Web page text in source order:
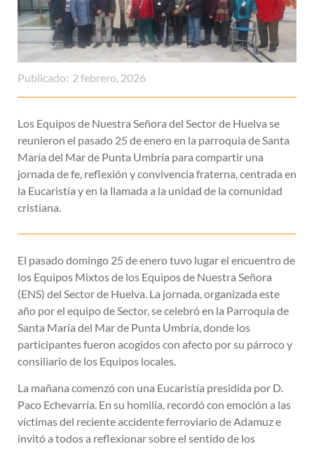
Publicado: 2 febrero, 2026
Los Equipos de Nuestra Señora del Sector de Huelva se
reunieron el pasado 25 de enero en la parroquia de Santa
María del Mar de Punta Umbría para compartir una
jornada de fe, reflexión y convivencia fraterna, centrada en
la Eucaristía y en la llamada a la unidad de la comunidad
cristiana.
El pasado domingo 25 de enero tuvo lugar el encuentro de
los Equipos Mixtos de los Equipos de Nuestra Señora
(ENS) del Sector de Huelva. La jornada, organizada este
año por el equipo de Sector, se celebró en la Parroquia de
Santa María del Mar de Punta Umbría, donde los
participantes fueron acogidos con afecto por su párroco y
consiliario de los Equipos locales.
La mañana comenzó con una Eucaristía presidida por D.
Paco Echevarría. En su homilía, recordó con emoción a las
víctimas del reciente accidente ferroviario de Adamuz e
invitó a todos a reflexionar sobre el sentido de los